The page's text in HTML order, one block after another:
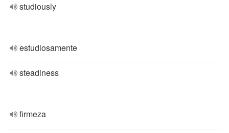
studiously
estudiosamente
steadiness
firmeza